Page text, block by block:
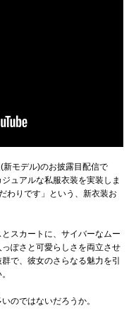
新モデル)のお披露目配信で
ュアルな私服衣装を実装しま
わりです」という、新衣装お
スカートに、サイバーなムー
ぽさと可愛らしさを両立させ
で、彼女のさらなる魅力を引
のではないだろうか。